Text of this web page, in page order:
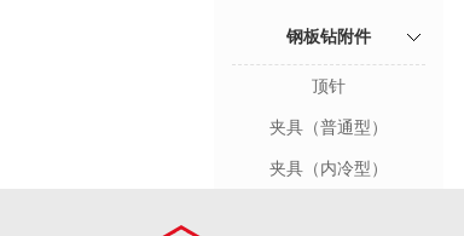
钢板钻附件
顶针
夹具（普通型）
夹具（内冷型）